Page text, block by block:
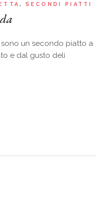
SECONDI PIATTI
un secondo piatto a
e dal gusto deli